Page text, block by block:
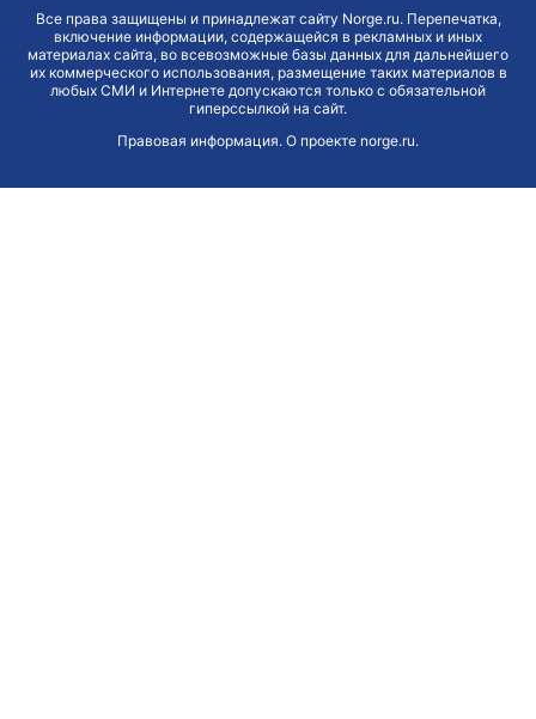
Все права защищены и принадлежат сайту Norge.ru. Перепечатка,
включение информации, содержащейся в рекламных и иных
материалах сайта, во всевозможные базы данных для дальнейшего
их коммерческого использования, размещение таких материалов в
любых СМИ и Интернете допускаются только с обязательной
гиперссылкой на сайт.
Правовая информация. О проекте norge.ru.